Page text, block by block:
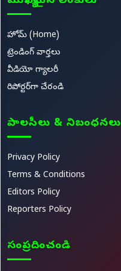
హోమ్ (Home)
ట్రెండింగ్ వార్తలు
వీడియో గ్యాలరీ
రిపోర్టర్‌గా చేరండి
పాలసీలు & నిబంధనలు
Privacy Policy
Terms & Conditions
Editors Policy
Reporters Policy
సంప్రదించండి